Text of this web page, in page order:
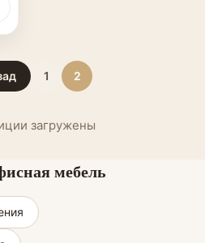
1 2
загружены
мебель